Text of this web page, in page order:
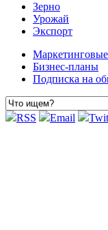
Зерно
Урожай
Экспорт
Бизнес-планы
Подписка на
RSS Email